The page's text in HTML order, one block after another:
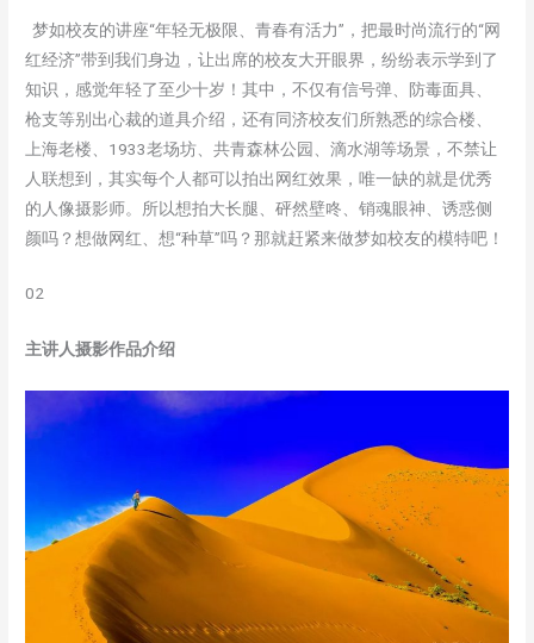
梦如校友的讲座“年轻无极限、青春有活力”，把最时尚流行的“网
红经济”带到我们身边，让出席的校友大开眼界，纷纷表示学到了
知识，感觉年轻了至少十岁！其中，不仅有信号弹、防毒面具、
枪支等别出心裁的道具介绍，还有同济校友们所熟悉的综合楼、
上海老楼、1933老场坊、共青森林公园、滴水湖等场景，不禁让
人联想到，其实每个人都可以拍出网红效果，唯一缺的就是优秀
的人像摄影师。所以想拍大长腿、砰然壁咚、销魂眼神、诱惑侧
颜吗？想做网红、想“种草”吗？那就赶紧来做梦如校友的模特吧！
02
主讲人摄影作品介绍